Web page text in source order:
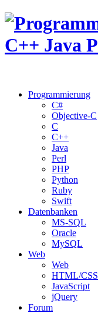
Programmierung
C#
Objective-C
C
C++
Java
Perl
PHP
Python
Ruby
Swift
Datenbanken
MS-SQL
Oracle
MySQL
Web
Web
HTML/CSS
JavaScript
jQuery
Forum